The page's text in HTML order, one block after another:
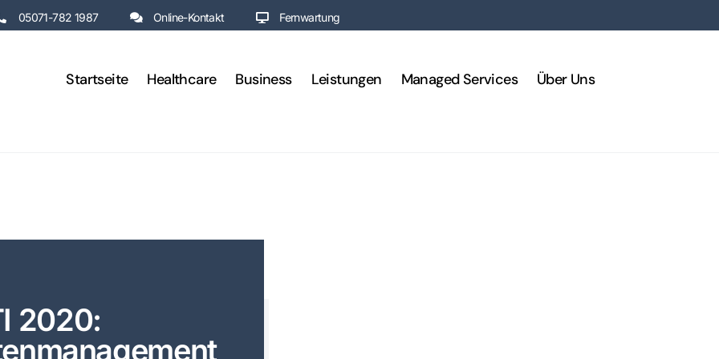
05071-782 1987 Online-Kontakt Fernwartung
Startseite Healthcare Business Leistungen Managed Services Über Uns
2020: